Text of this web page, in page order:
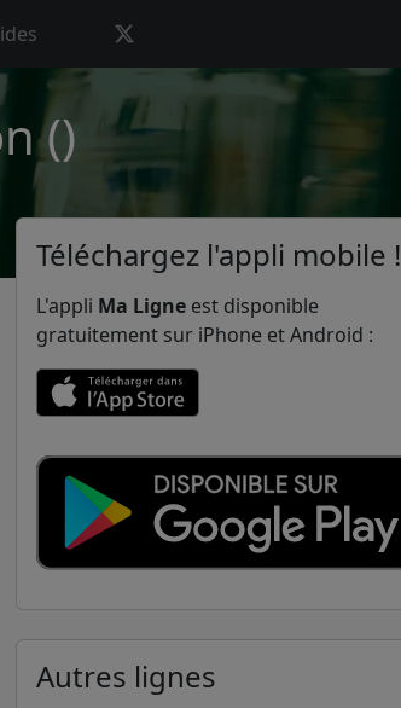
()
Téléchargez l'appli mobile !
L'appli Ma Ligne est disponible
gratuitement sur iPhone et Android :
Autres lignes